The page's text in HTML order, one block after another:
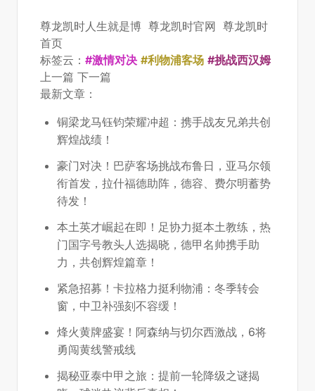
尊龙凯时人生就是博 尊龙凯时官网 尊龙凯时
首页
标签云： #激情对决 #利物浦客场 #挑战西汉姆
上一篇 下一篇
最新文章：
铜梁龙马钰钧荣耀冲超：携手战友兄弟共创
辉煌战绩！
豪门对决！巴萨客场挑战布鲁日，亚马尔领
衔首发，拉什福德助阵，德容、费尔明蓄势
待发！
本土英才崛起在即！足协力挺本土教练，热
门国字号教头人选揭晓，德甲名帅携手助
力，共创辉煌篇章！
紧急招募！卡拉格力挺利物浦：冬季转会
窗，中卫补强刻不容缓！
烽火黄牌盛宴！阿森纳与切尔西激战，6将
勇闯黄线警戒线
揭秘亚泰中甲之旅：提前一轮降级之谜揭